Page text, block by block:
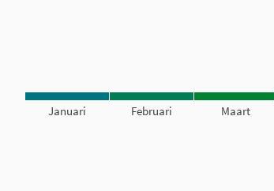
Januari Februari Maart